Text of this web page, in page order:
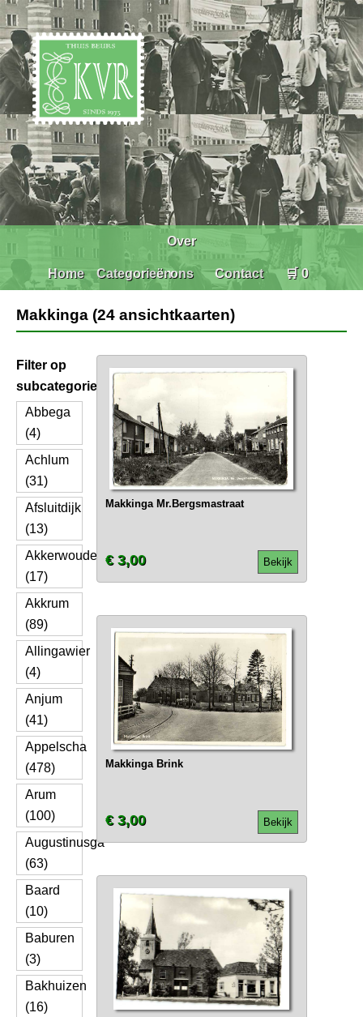
Home Categorieën
Over
ons Contact 🛒 0
Makkinga (24 ansichtkaarten)
Filter op
subcategorie
Abbega
(4)
Achlum
(31)
Afsluitdijk
(13)
Akkerwoude
(17)
Akkrum
(89)
Allingawier
(4)
Anjum
(41)
Appelscha
(478)
Arum
(100)
Augustinusga
(63)
Baard
(10)
Baburen
(3)
Bakhuizen
(16)
Makkinga Mr.Bergsmastraat
Bekijk
€ 3,00
Makkinga Brink
Bekijk
€ 3,00